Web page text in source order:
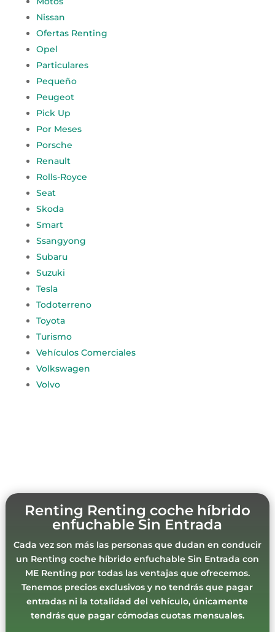
Nissan
Ofertas Renting
Opel
Particulares
Pequeño
Peugeot
Pick Up
Por Meses
Porsche
Renault
Rolls-Royce
Seat
Skoda
Smart
Ssangyong
Subaru
Suzuki
Tesla
Todoterreno
Toyota
Turismo
Vehículos Comerciales
Volkswagen
Volvo
Renting Renting coche híbrido
enfuchable Sin Entrada
Cada vez son más las personas que dudan en conducir
un Renting coche híbrido enfuchable Sin Entrada con
ME Renting por todas las ventajas que ofrecemos.
Tenemos precios exclusivos y no tendrás que pagar
entradas ni la totalidad del vehículo, únicamente
tendrás que pagar cómodas cuotas mensuales.